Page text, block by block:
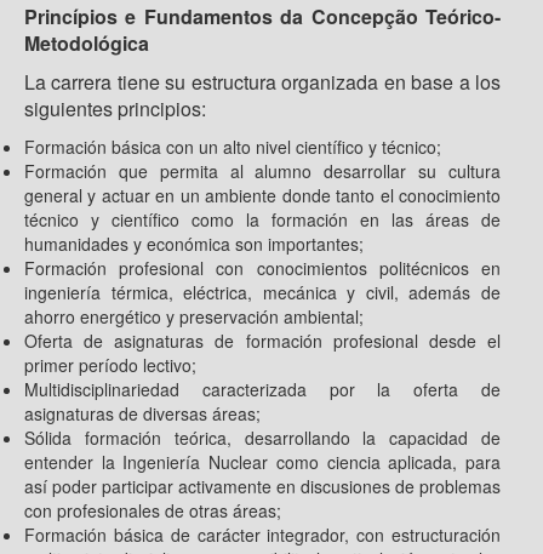
Princípios e Fundamentos da Concepção Teórico-
Metodológica
La carrera tiene su estructura organizada en base a los
siguientes principios:
Formación básica con un alto nivel científico y técnico;
Formación que permita al alumno desarrollar su cultura
general y actuar en un ambiente donde tanto el conocimiento
técnico y científico como la formación en las áreas de
humanidades y económica son importantes;
Formación profesional con conocimientos politécnicos en
ingeniería térmica, eléctrica, mecánica y civil, además de
ahorro energético y preservación ambiental;
Oferta de asignaturas de formación profesional desde el
primer período lectivo;
Multidisciplinariedad caracterizada por la oferta de
asignaturas de diversas áreas;
Sólida formación teórica, desarrollando la capacidad de
entender la Ingeniería Nuclear como ciencia aplicada, para
así poder participar activamente en discusiones de problemas
con profesionales de otras áreas;
Formación básica de carácter integrador, con estructuración